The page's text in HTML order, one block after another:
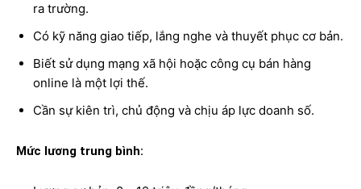
ra trường.
Có kỹ năng giao tiếp, lắng nghe và thuyết phục cơ bản.
Biết sử dụng mạng xã hội hoặc công cụ bán hàng
online là một lợi thế.
Cần sự kiên trì, chủ động và chịu áp lực doanh số.
Mức lương trung bình: